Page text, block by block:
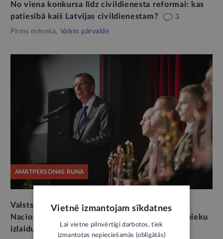
No viena konkursa līdz civildienesta reformai: kas
patiesībā kaiš Latvijas civildienestam?
3
Pirms mēneša, Valsts pārvalde
AMATPERSONAS RUNA
Valsts prezidenta E. Rinkēviča uzruna Latvijas
Nacionālās aizsardzības akadēmijas jauno virsnieku
izlaiduma ceremonijā
Vietnē izmantojam sīkdatnes
Lai vietne pilnvērtīgi darbotos, tiek
izmantotas nepieciešamās (obligātās)